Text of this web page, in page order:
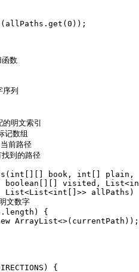
数
列
明文索引
数组
前路径
到的路径
book, int[]
boolean[][] visited,
List<List<int[]>> allPaths)
文数字
{
ArrayList<>(currentPath));
{